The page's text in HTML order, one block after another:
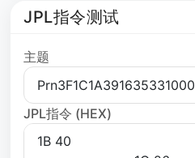
JPL指令测试
主题
JPL指令 (HEX)